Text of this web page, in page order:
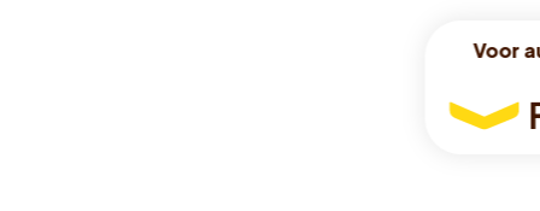
Voor
Voor
Voor